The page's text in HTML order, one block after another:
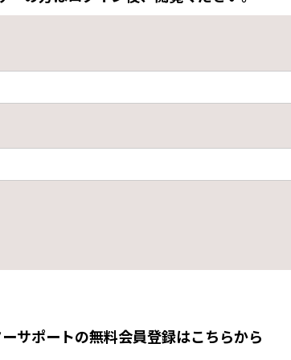
ーサポートの無料会員登録はこちらから